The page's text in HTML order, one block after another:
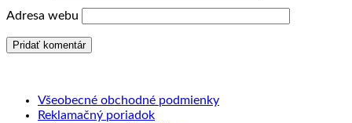
Adresa webu
Všeobecné obchodné podmienky
Reklamačný poriadok